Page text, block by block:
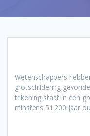
Wetenschappers
grotschildering
tekening staat in een
minstens 51.200 jaar